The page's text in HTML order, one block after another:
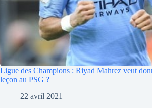
Ligue des Champions : Riyad Mahrez veut
leçon au PSG ?
22 avril 2021